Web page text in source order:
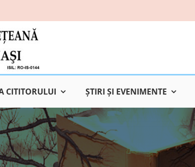
CITITORULUI ŞTIRI ŞI EVENIMENTE